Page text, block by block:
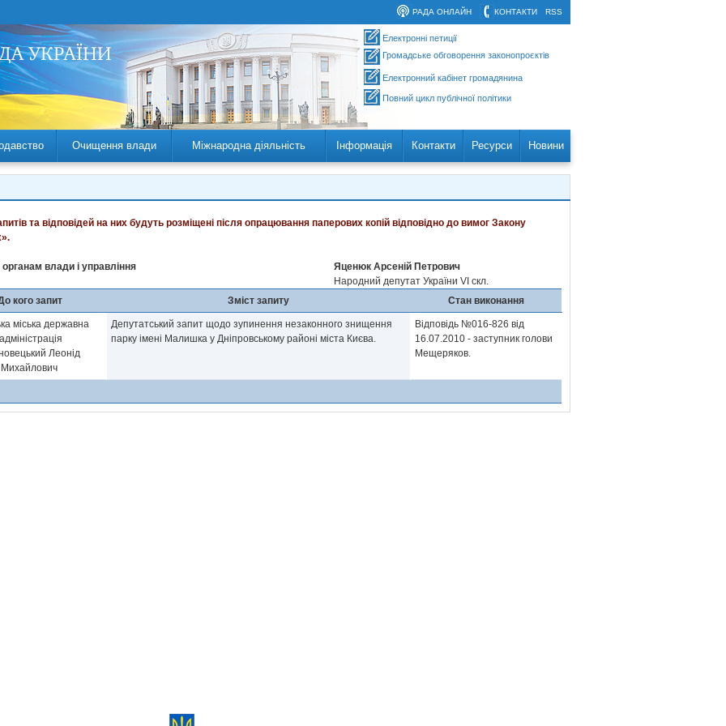
RSS
КОНТАКТИ
РАДА ОНЛАЙН
Електронні петиції
Громадське обговорення законопроєктів
Електронний кабінет громадянина
Повний цикл публічної політики
Очищення влади Міжнародна діяльність Інформація Контакти Ресурси Новини
та відповідей на них будуть розміщені після опрацювання паперових копій відповідно до вимог Закону
влади і управління
Яценюк Арсеній Петрович
Народний депутат України VI скл.
кого запит Зміст запиту Стан виконання
міська державна
адміністрація
Леонід
Михайлович
Депутатський запит щодо зупинення незаконного знищення
парку імені Малишка у Дніпровському районі міста Києва.
Відповідь №016-826 від
16.07.2010 - заступник голови
Мещеряков.